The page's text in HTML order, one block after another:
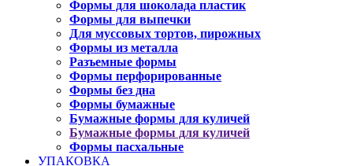
Формы для шоколада пластик
Формы для выпечки
Для муссовых тортов, пирожных
Формы из металла
Разъемные формы
Формы перфорированные
Формы без дна
Формы бумажные
Бумажные формы для куличей
Бумажные формы для куличей
Формы пасхальные
УПАКОВКА